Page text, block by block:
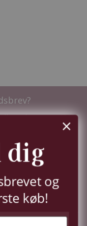
andre - samt10%
TILMELD
dig
og
køb!